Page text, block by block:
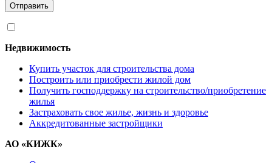
Отправить
Недвижимость
Купить участок для строительства дома
Построить или приобрести жилой дом
Получить господдержку на строительство/приобретение
жилья
Застраховать свое жилье, жизнь и здоровье
Аккредитованные застройщики
АО «КИЖК»